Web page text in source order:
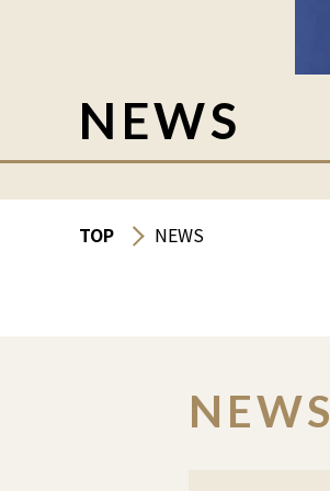
NEWS
TOP NEWS
NEWS